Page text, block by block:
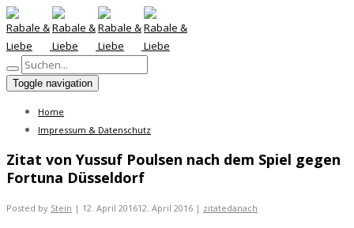
Toggle navigation
Home
Impressum & Datenschutz
Zitat von Yussuf Poulsen nach dem Spiel gegen
Fortuna Düsseldorf
Posted by Stein | 12. April 201612. April 2016 | zitatedanach